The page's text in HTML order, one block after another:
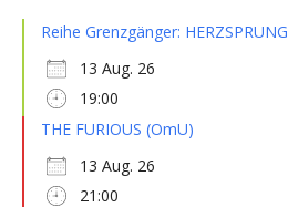
Reihe Grenzgänger: HERZSPRUNG
13 Aug. 26
19:00
THE FURIOUS (OmU)
13 Aug. 26
21:00